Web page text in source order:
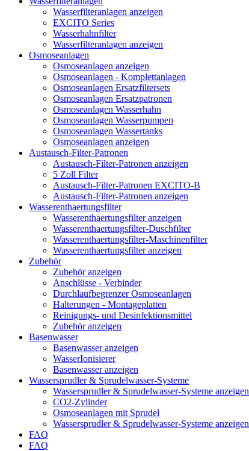
Wasserfilteranlagen anzeigen
EXCITO Series
Wasserhahnfilter
Wasserfilteranlagen anzeigen
Osmoseanlagen
Osmoseanlagen anzeigen
Osmoseanlagen - Komplettanlagen
Osmoseanlagen Ersatzfiltersets
Osmoseanlagen Ersatzpatronen
Osmoseanlagen Wasserhahn
Osmoseanlagen Wasserpumpen
Osmoseanlagen Wassertanks
Osmoseanlagen anzeigen
Austausch-Filter-Patronen
Austausch-Filter-Patronen anzeigen
5 Zoll Filter
Austausch-Filter-Patronen EXCITO-B
Austausch-Filter-Patronen anzeigen
Wasserenthaertungsfilter
Wasserenthaertungsfilter anzeigen
Wasserenthaertungsfilter-Duschfilter
Wasserenthaertungsfilter-Maschinenfilter
Wasserenthaertungsfilter anzeigen
Zubehör
Zubehör anzeigen
Anschlüsse - Verbinder
Durchlaufbegrenzer Osmoseanlagen
Halterungen - Montageplatten
Reinigungs- und Desinfektionsmittel
Zubehör anzeigen
Basenwasser
Basenwasser anzeigen
WasserIonisierer
Basenwasser anzeigen
Wassersprudler & Sprudelwasser‑Systeme
Wassersprudler & Sprudelwasser‑Systeme anzeigen
CO2-Zylinder
Osmoseanlagen mit Sprudel
Wassersprudler & Sprudelwasser‑Systeme anzeigen
FAQ
FAQ